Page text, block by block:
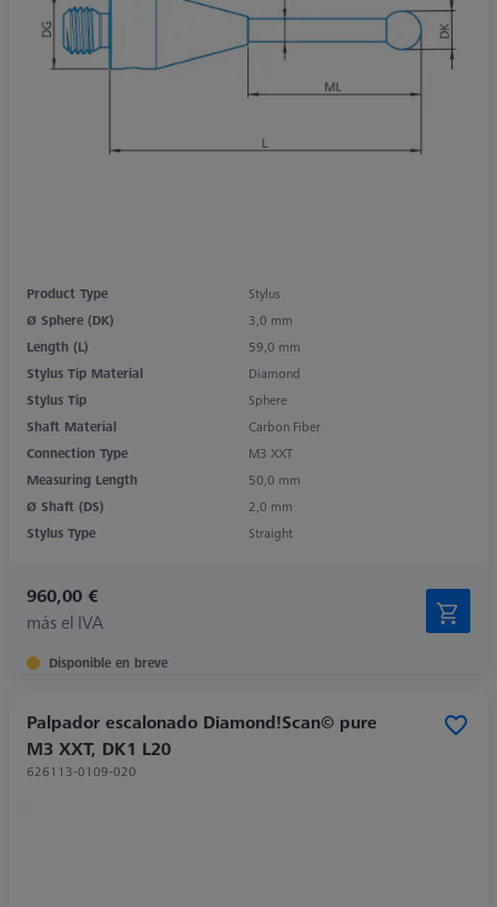
Product Type
Stylus
Ø Sphere (DK)
3,0 mm
Length (L)
59,0 mm
Stylus Tip Material
Diamond
Stylus Tip
Sphere
Shaft Material
Carbon Fiber
Connection Type
M3 XXT
Measuring Length
50,0 mm
Ø Shaft (DS)
2,0 mm
Stylus Type
Straight
960,00 €
más el IVA
Disponible en breve
Palpador escalonado Diamond!Scan© pure
M3 XXT, DK1 L20
626113-0109-020